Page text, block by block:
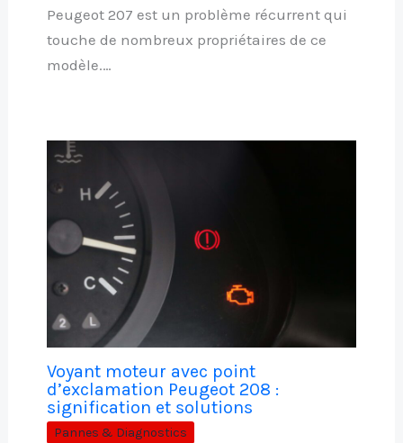
Peugeot 207 est un problème récurrent qui
touche de nombreux propriétaires de ce
modèle.…
Voyant moteur avec point
d’exclamation Peugeot 208 :
signification et solutions
Pannes & Diagnostics